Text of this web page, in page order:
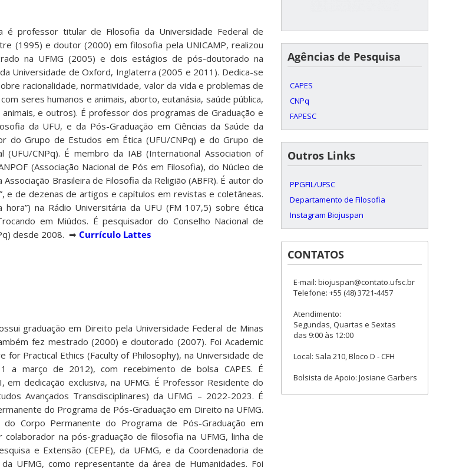
é professor titular de Filosofia da Universidade Federal de
(1995) e doutor (2000) em filosofia pela UNICAMP, realizou
na UFMG (2005) e dois estágios de pós-doutorado na
Universidade de Oxford, Inglaterra (2005 e 2011). Dedica-se
racionalidade, normatividade, valor da vida e problemas de
seres humanos e animais, aborto, eutanásia, saúde pública,
e outros). É professor dos programas de Graduação e
da UFU, e da Pós-Graduação em Ciências da Saúde da
do Grupo de Estudos em Ética (UFU/CNPq) e do Grupo de
(UFU/CNPq). É membro da IAB (International Association of
(Associação Nacional de Pós em Filosofia), do Núcleo de
Brasileira de Filosofia da Religião (ABFR). É autor do
e de dezenas de artigos e capítulos em revistas e coletâneas.
na Rádio Universitária da UFU (FM 107,5) sobre ética
em Miúdos. É pesquisador do Conselho Nacional de
desde 2008. ➡ Currículo Lattes
graduação em Direito pela Universidade Federal de Minas
fez mestrado (2000) e doutorado (2007). Foi Academic
for Practical Ethics (Faculty of Philosophy), na Universidade de
a março de 2012), com recebimento de bolsa CAPES. É
em dedicação exclusiva, na UFMG. É Professor Residente do
Avançados Transdisciplinares) da UFMG – 2022-2023. É
do Programa de Pós-Graduação em Direito na UFMG.
Corpo Permanente do Programa de Pós-Graduação em
colaborador na pós-graduação de filosofia na UFMG, linha de
e Extensão (CEPE), da UFMG, e da Coordenadoria de
UFMG, como representante da área de Humanidades. Foi
Agências de Pesquisa
CAPES
CNPq
FAPESC
Outros Links
PPGFIL/UFSC
Departamento de Filosofia
Instagram Biojuspan
CONTATOS
E-mail: biojuspan@contato.ufsc.br
Telefone: +55 (48) 3721-4457
Atendimento:
Segundas, Quartas e Sextas
das 9:00 às 12:00
Local: Sala 210, Bloco D - CFH
Bolsista de Apoio: Josiane Garbers